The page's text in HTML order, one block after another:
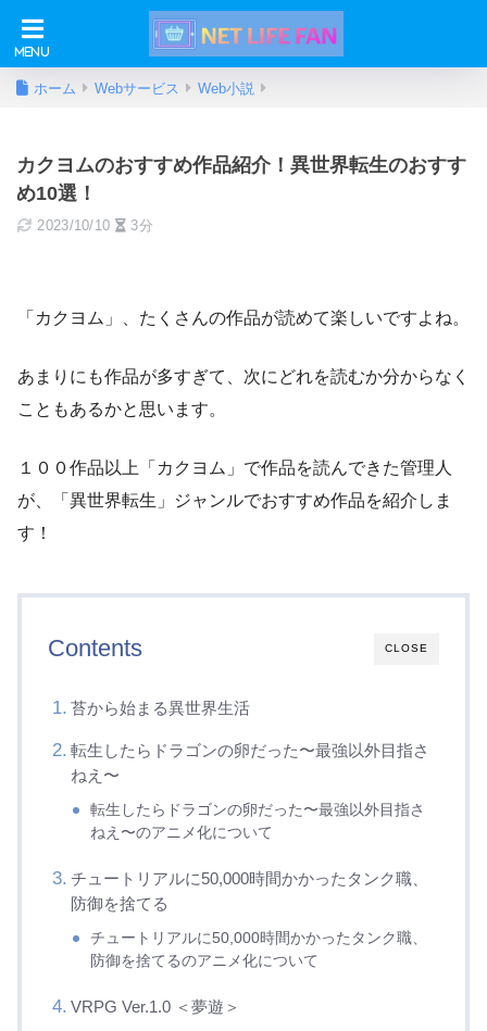
ホーム Webサービス Web小説
カクヨムのおすすめ作品紹介！異世界転生のおすす
め10選！
2023/10/10 3分
「カクヨム」、たくさんの作品が読めて楽しいですよね。
あまりにも作品が多すぎて、次にどれを読むか分からなく
こともあるかと思います。
１００作品以上「カクヨム」で作品を読んできた管理人
が、「異世界転生」ジャンルでおすすめ作品を紹介しま
す！
CLOSE
Contents
苔から始まる異世界生活
転生したらドラゴンの卵だった〜最強以外目指さ
ねえ〜
転生したらドラゴンの卵だった〜最強以外目指さ
ねえ〜のアニメ化について
チュートリアルに50,000時間かかったタンク職、
防御を捨てる
チュートリアルに50,000時間かかったタンク職、
防御を捨てるのアニメ化について
VRPG Ver.1.0 ＜夢遊＞